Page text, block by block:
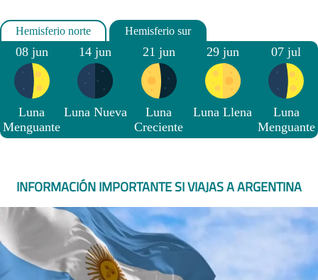
08 jun
Luna
Menguante
14 jun
Luna Nueva
21 jun
Luna
Creciente
29 jun
Luna Llena
07 jul
Luna
Menguante
INFORMACIÓN IMPORTANTE SI VIAJAS A ARGENTINA